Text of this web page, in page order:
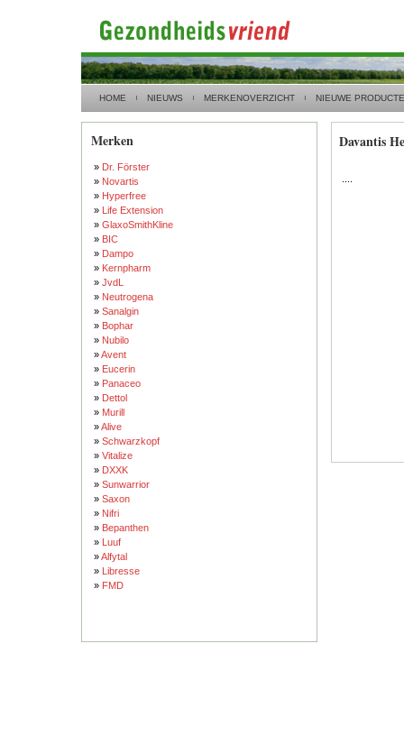
HOME NIEUWS MERKENOVERZICHT NIEUWE
Merken
» Dr. Förster
» Novartis
» Hyperfree
» Life Extension
» GlaxoSmithKline
» BIC
» Dampo
» Kernpharm
» JvdL
» Neutrogena
» Sanalgin
» Bophar
» Nubilo
»Avent
» Eucerin
» Panaceo
» Dettol
» Murill
»Alive
» Schwarzkopf
» Vitalize
» DXXK
» Sunwarrior
» Saxon
» Nifri
» Bepanthen
» Luuf
»Alfytal
» Libresse
» FMD
Davantis